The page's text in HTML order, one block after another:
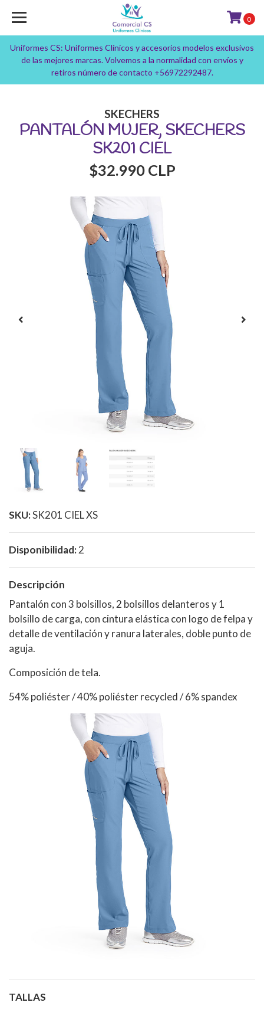
Uniformes CS: Uniformes Clínicos y accesorios modelos exclusivos
de las mejores marcas. Volvemos a la normalidad con envíos y
retiros número de contacto +56972292487.
0
SKECHERS
PANTALÓN MUJER, SKECHERS
SK201 CIEL
$32.990 CLP
SKU:SK201 CIEL XS
Disponibilidad:2
Descripción
Pantalón con 3 bolsillos, 2 bolsillos delanteros y 1
bolsillo de carga, con cintura elástica con logo de felpa y
detalle de ventilación y ranura laterales, doble punto de
aguja.
Composición de tela.
54% poliéster / 40% poliéster recycled / 6% spandex
TALLAS